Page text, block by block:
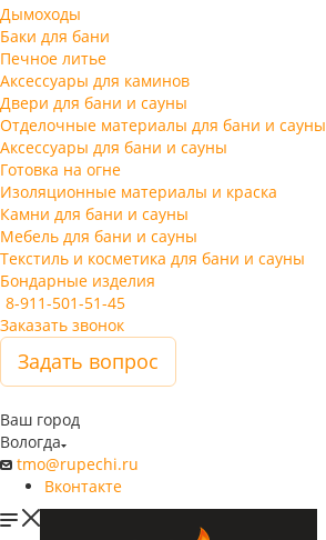
Дымоходы
Баки для бани
Печное литье
Аксессуары для каминов
Двери для бани и сауны
Отделочные материалы для бани и сауны
Аксессуары для бани и сауны
Готовка на огне
Изоляционные материалы и краска
Камни для бани и сауны
Мебель для бани и сауны
Текстиль и косметика для бани и сауны
Бондарные изделия
8-911-501-51-45
Заказать звонок
Задать вопрос
Ваш город
Вологда
tmo@rupechi.ru
Вконтакте